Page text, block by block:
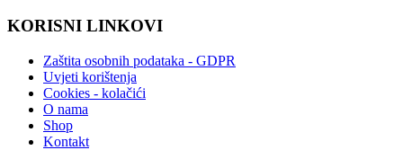
KORISNI LINKOVI
Zaštita osobnih podataka - GDPR
Uvjeti korištenja
Cookies - kolačići
O nama
Shop
Kontakt